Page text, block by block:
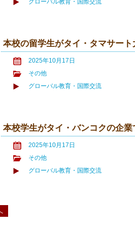
本校の留学生がタイ・タマサー
2025年10月17日
その他
グローバル教育・国際交流
本校学生がタイ・バンコクの企
2025年10月17日
その他
グローバル教育・国際交流